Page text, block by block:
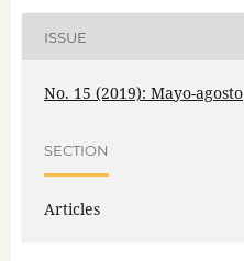
ISSUE
No. 15 (2019): Mayo-agosto
SECTION
Articles